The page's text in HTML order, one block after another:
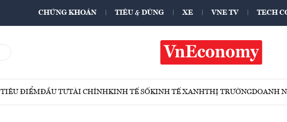
CHỨNG KHOÁN TIÊU & DÙNG XE VNE TV TECH
TIÊU ĐIỂMĐẦU TƯTÀI CHÍNHKINH TẾ SỐKINH TẾ XANHTHỊ TRƯỜNGDOANH